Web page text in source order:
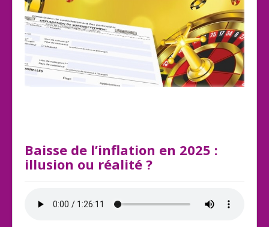
Baisse de l’inflation en 2025 :
illusion ou réalité ?